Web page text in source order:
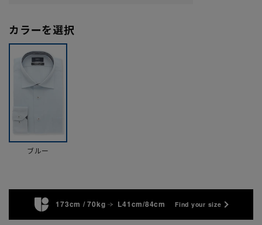
カラーを選択
ブルー
173cm / 70kg L41cm/84cm Find your size